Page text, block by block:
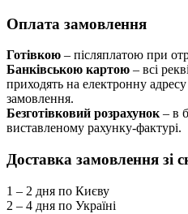
Оплата замовлення
Готівкою – післяплатою при
Банківською картою – всі
приходять на електронну
замовлення.
Безготівковий розрахунок – в
виставленому рахунку-фактурі.
Доставка замовлення зі
1 – 2 дня по Києву
2 – 4 дня по Україні